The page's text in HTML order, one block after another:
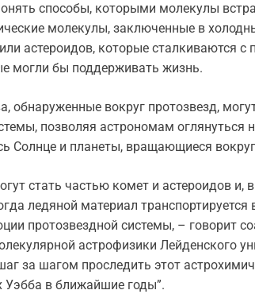
способы, которыми молекулы
молекулы, заключенные в
астероидов, которые сталкиваются с
могли бы поддерживать жизнь.
обнаруженные вокруг протозвезд,
позволяя астрономам оглянуться
Солнце и планеты, вращающиеся
стать частью комет и астероидов и,
ледяной материал
протозвездной системы, – говорит
астрофизики Лейденского
за шагом проследить этот
Уэбба в ближайшие годы”.